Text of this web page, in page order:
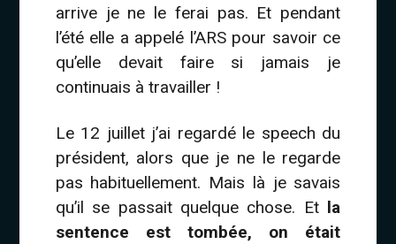
arrive je ne le ferai pas. Et pendant
l’été elle a appelé l’ARS pour savoir ce
qu’elle devait faire si jamais je
continuais à travailler !
Le 12 juillet j’ai regardé le speech du
président, alors que je ne le regarde
pas habituellement. Mais là je savais
qu’il se passait quelque chose. Etla
sentence est tombée, on était